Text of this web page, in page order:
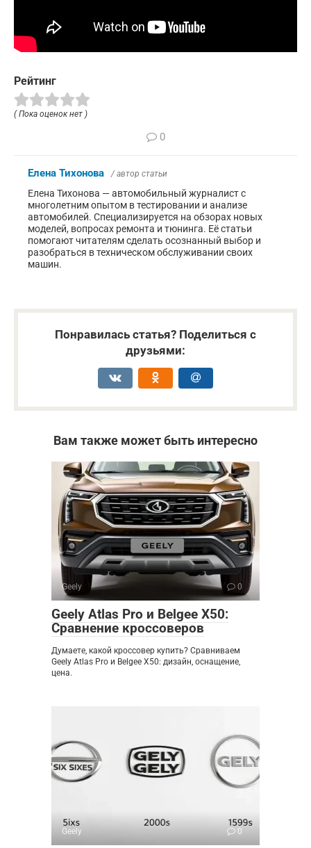
Рейтинг
( Пока оценок нет )
0
Елена Тихонова / автор статьи
Елена Тихонова — автомобильный журналист с
многолетним опытом в тестировании и анализе
автомобилей. Специализируется на обзорах новых
моделей, вопросах ремонта и тюнинга. Её статьи
помогают читателям сделать осознанный выбор и
разобраться в техническом обслуживании своих
машин.
Понравилась статья? Поделиться с
друзьями:
Вам также может быть интересно
Geely 0
Geely Atlas Pro и Belgee X50:
Сравнение кроссоверов
Думаете, какой кроссовер купить? Сравниваем
Geely Atlas Pro и Belgee X50: дизайн, оснащение,
цена.
Geely 0